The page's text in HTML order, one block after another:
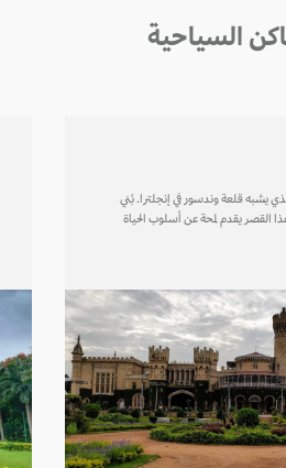
السياحية
يشبه قلعة وندسور في إنجلترا. بُني
القصر يقدم لمحة عن أسلوب الحياة